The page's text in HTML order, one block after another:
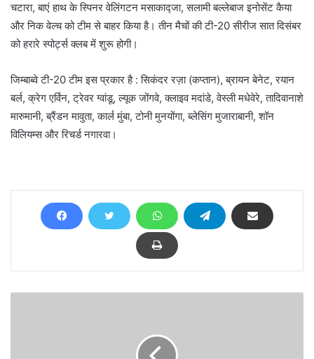
चटारा, बाएं हाथ के स्पिनर वेलिंगटन मसाकाद्जा, सलामी बल्लेबाज इनोसेंट कैया
और निक वेल्च को टीम से बाहर किया है। तीन मैचों की टी-20 सीरीज सात दिसंबर
को हरारे स्पोर्ट्स क्लब में शुरू होगी।
जिम्बाब्वे टी-20 टीम इस प्रकार है : सिकंदर रज़ा (कप्तान), ब्रायन बेनेट, रयान
बर्ल, क्रेग एर्विन, ट्रेवर ग्वांडू, ल्यूक जोंगवे, क्लाइव मदांडे, वेस्ली मधेवेरे, तादिवानाशे
मारुमानी, ब्रैंडन मावुता, कार्ल मुंबा, टोनी मुनयोंगा, ब्लेसिंग मुजाराबानी, शॉन
विलियम्स और रिचर्ड नगारवा।